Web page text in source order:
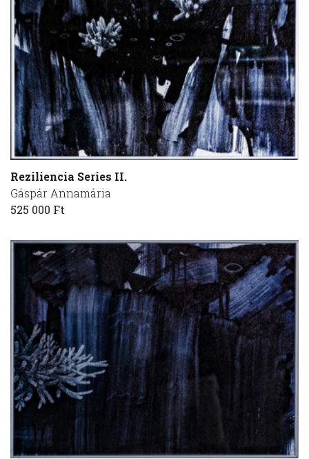
Reziliencia Series II.
Gáspár Annamária
525 000 Ft